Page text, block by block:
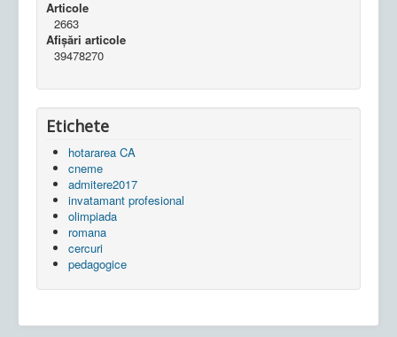
Articole
2663
Afișări articole
39478270
Etichete
hotararea CA
cneme
admitere2017
invatamant profesional
olimpiada
romana
cercuri
pedagogice